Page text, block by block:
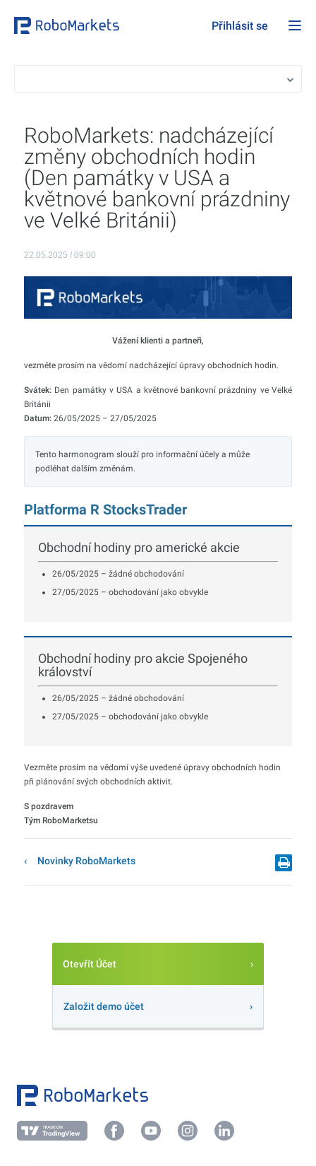
Přihlásit se
RoboMarkets: nadcházející
změny obchodních hodin
(Den památky v USA a
květnové bankovní prázdniny
ve Velké Británii)
22.05.2025 / 09:00
Vážení klienti a partneři,
vezměte prosím na vědomí nadcházející úpravy obchodních hodin.
Svátek: Den památky v USA a květnové bankovní prázdniny ve Velké
Británii
Datum: 26/05/2025 – 27/05/2025
Tento harmonogram slouží pro informační účely a může
podléhat dalším změnám.
Platforma R StocksTrader
Obchodní hodiny pro americké akcie
26/05/2025 – žádné obchodování
27/05/2025 – obchodování jako obvykle
Obchodní hodiny pro akcie Spojeného
království
26/05/2025 – žádné obchodování
27/05/2025 – obchodování jako obvykle
Vezměte prosím na vědomí výše uvedené úpravy obchodních hodin
při plánování svých obchodních aktivit.
S pozdravem
Tým RoboMarketsu
Novinky RoboMarkets
Otevřít Účet
Založit demo účet